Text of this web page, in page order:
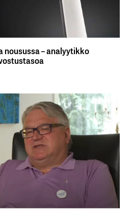
nousussa – analyytikko